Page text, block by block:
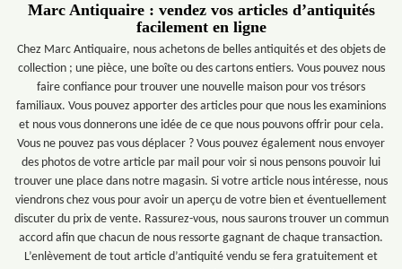
Marc Antiquaire : vendez vos articles d’antiquités
facilement en ligne
Chez Marc Antiquaire, nous achetons de belles antiquités et des objets de
collection ; une pièce, une boîte ou des cartons entiers. Vous pouvez nous
faire confiance pour trouver une nouvelle maison pour vos trésors
familiaux. Vous pouvez apporter des articles pour que nous les examinions
et nous vous donnerons une idée de ce que nous pouvons offrir pour cela.
Vous ne pouvez pas vous déplacer ? Vous pouvez également nous envoyer
des photos de votre article par mail pour voir si nous pensons pouvoir lui
trouver une place dans notre magasin. Si votre article nous intéresse, nous
viendrons chez vous pour avoir un aperçu de votre bien et éventuellement
discuter du prix de vente. Rassurez-vous, nous saurons trouver un commun
accord afin que chacun de nous ressorte gagnant de chaque transaction.
L’enlèvement de tout article d’antiquité vendu se fera gratuitement et